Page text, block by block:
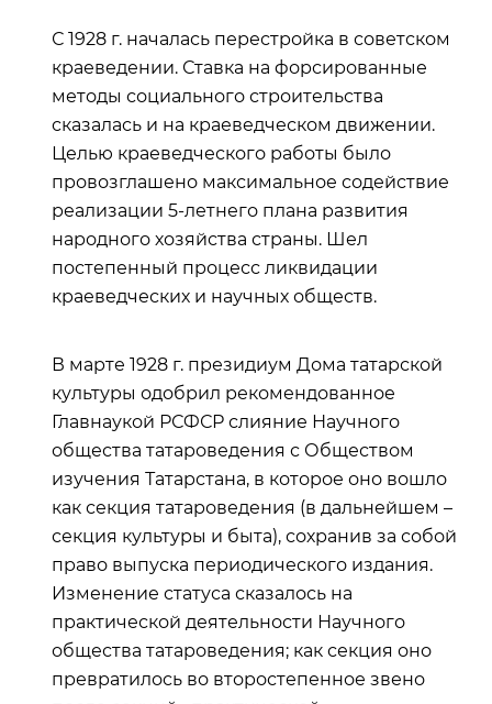
С 1928 г. началась перестройка в советском
краеведении. Ставка на форсированные
методы социального строительства
сказалась и на краеведческом движении.
Целью краеведческого работы было
провозглашено максимальное содействие
реализации 5-летнего плана развития
народного хозяйства страны. Шел
постепенный процесс ликвидации
краеведческих и научных обществ.
В марте 1928 г. президиум Дома татарской
культуры одобрил рекомендованное
Главнаукой РСФСР слияние Научного
общества татароведения с Обществом
изучения Татарстана, в которое оно вошло
как секция татароведения (в дальнейшем –
секция культуры и быта), сохранив за собой
право выпуска периодического издания.
Изменение статуса сказалось на
практической деятельности Научного
общества татароведения; как секция оно
превратилось во второстепенное звено